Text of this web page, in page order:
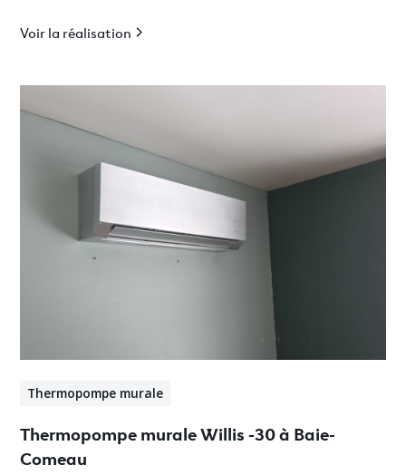
Voir la réalisation
Thermopompe murale
Thermopompe murale Willis -30 à Baie-
Comeau